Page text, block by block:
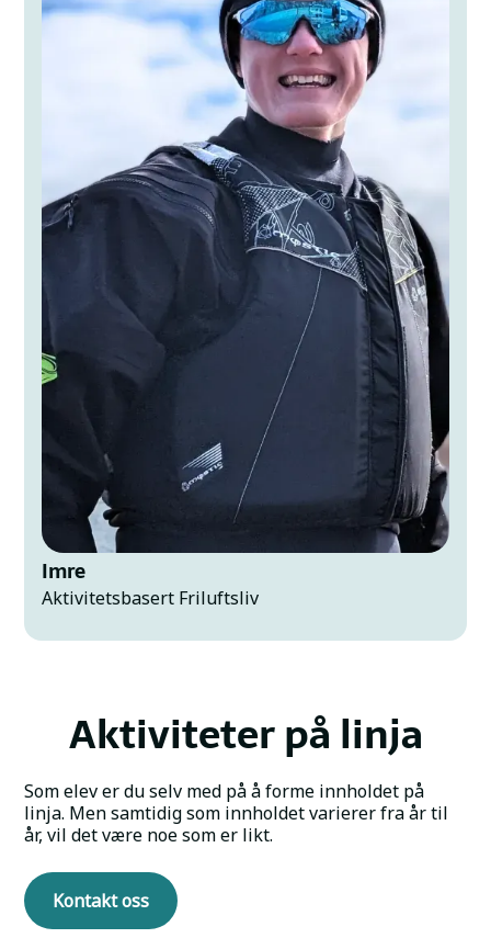
Imre
Aktivitetsbasert Friluftsliv
Aktiviteter på linja
Som elev er du selv med på å forme innholdet på
linja. Men samtidig som innholdet varierer fra år til
år, vil det være noe som er likt.
Kontakt oss